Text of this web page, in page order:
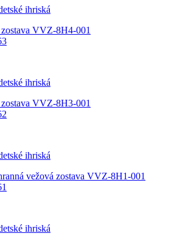
ihriská
VVZ-8H4-001
ihriská
VVZ-8H3-001
ihriská
vežová zostava VVZ-8H1-001
ihriská